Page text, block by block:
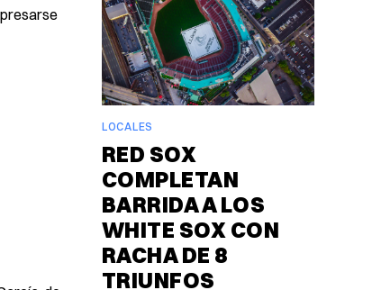
LOCALES
RED SOX
COMPLETAN
BARRIDA A LOS
WHITE SOX CON
RACHA DE 8
TRIUNFOS